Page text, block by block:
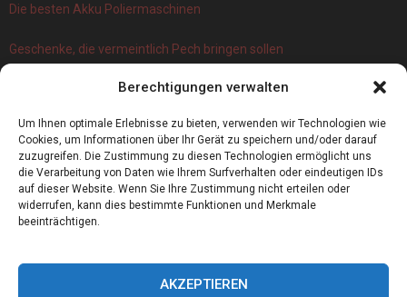
Berechtigungen verwalten
Um Ihnen optimale Erlebnisse zu bieten, verwenden wir Technologien wie
Cookies, um Informationen über Ihr Gerät zu speichern und/oder darauf
zuzugreifen. Die Zustimmung zu diesen Technologien ermöglicht uns
die Verarbeitung von Daten wie Ihrem Surfverhalten oder eindeutigen IDs
auf dieser Website. Wenn Sie Ihre Zustimmung nicht erteilen oder
widerrufen, kann dies bestimmte Funktionen und Merkmale
beeinträchtigen.
AKZEPTIEREN
Die besten Akku Poliermaschinen
Geschenke, die vermeintlich Pech bringen sollen
Die 5 Wichtigsten Vorteile Eines Infrarot Dörrautomat
Alles, was Sie über Kork wissen müssen